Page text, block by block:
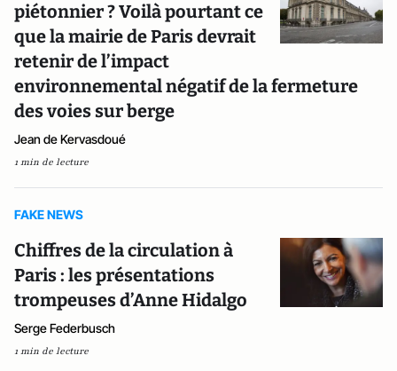
piétonnier ? Voilà pourtant ce
que la mairie de Paris devrait
retenir de l’impact
environnemental négatif de la fermeture
des voies sur berge
Jean de Kervasdoué
1 min de lecture
FAKE NEWS
Chiffres de la circulation à
Paris : les présentations
trompeuses d’Anne Hidalgo
Serge Federbusch
1 min de lecture